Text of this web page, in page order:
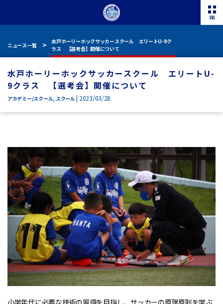
ニュース一覧
水戸ホーリーホックサッカースクール エリートU-9ク
ラス 【選考会】開催について
水戸ホーリーホックサッカースクール エリートU-
9クラス 【選考会】開催について
アカデミー/スクール, スクール | 2023/03/28
小学年代に必要な技術の習得を目指し、サッカーの原理原則を学ぶ